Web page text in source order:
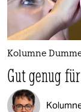
Kolumne
Gut genug